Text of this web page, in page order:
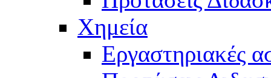
Χημεία
Εργαστηριακές